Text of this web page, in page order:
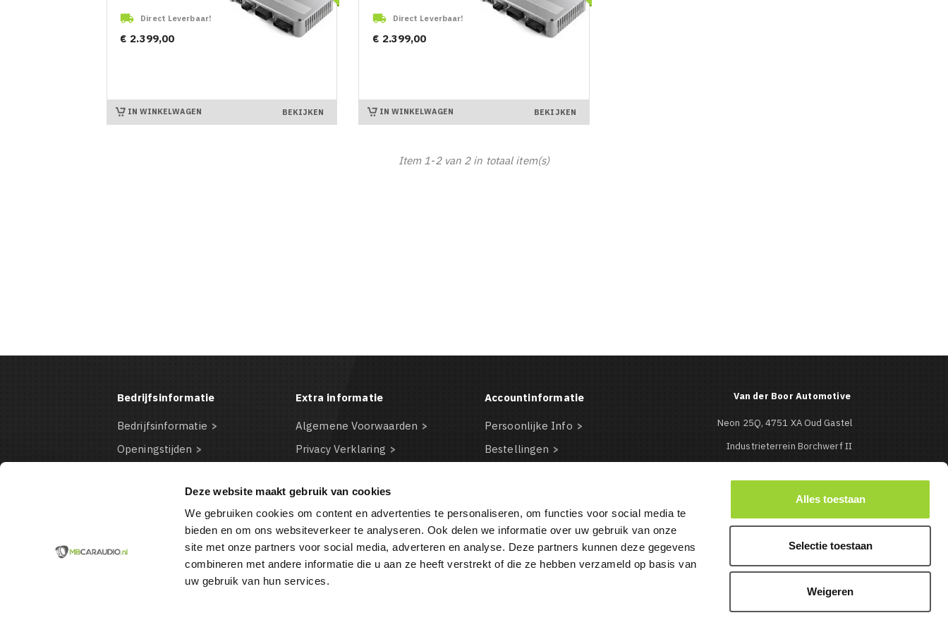
Deze website maakt gebruik van cookies
We gebruiken cookies om content en advertenties te personaliseren, om functies voor social media te
bieden en om ons websiteverkeer te analyseren. Ook delen we informatie over uw gebruik van onze
site met onze partners voor social media, adverteren en analyse. Deze partners kunnen deze gegevens
combineren met andere informatie die u aan ze heeft verstrekt of die ze hebben verzameld op basis van
uw gebruik van hun services.
Alles toestaan
Selectie toestaan
Weigeren
 Direct Leverbaar!
Prijs
€ 2.399,00
IN WINKELWAGEN BEKIJKEN
 Direct Leverbaar!
Prijs
€ 2.399,00
IN WINKELWAGEN BEKIJKEN
Item 1-2 van 2 in totaal item(s)
Bedrijfsinformatie
Bedrijfsinformatie
Openingstijden
Bestelinformatie
Betaalmogelijkheden
Extra informatie
Algemene Voorwaarden
Privacy Verklaring
Cookie beleid
VDBA
Accountinformatie
Persoonlijke Info
Bestellingen
Waardebonnen
Van der Boor Automotive
Neon 25Q, 4751 XA Oud Gastel
Industrieterrein Borchwerf II
0165-513427
 info@mbcaraudio.nl
BESTELLING ANNULEREN